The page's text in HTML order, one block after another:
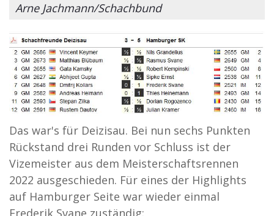
Arne Jachmann/Schachbund
Das war's für Deizisau. Bei nun sechs Punkten
Rückstand drei Runden vor Schluss ist der
Vizemeister aus dem Meisterschaftsrennen
2022 ausgeschieden. Für eines der Highlights
auf Hamburger Seite war wieder einmal
Frederik Svane zuständig: